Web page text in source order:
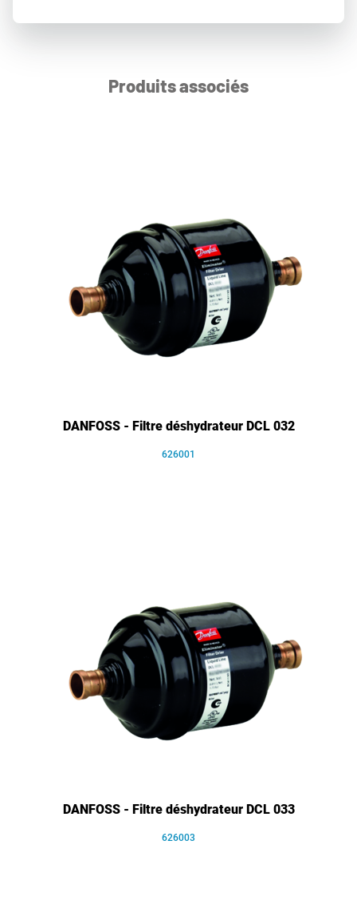
Produits associés
DANFOSS - Filtre déshydrateur DCL 032
626001
DANFOSS - Filtre déshydrateur DCL 033
626003